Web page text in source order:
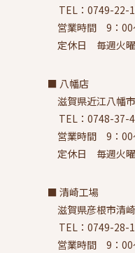
TEL：0749-22-
営業時間 9：00
定休日 毎週火曜
八幡店
滋賀県近江八幡
TEL：0748-37-
営業時間 9：00
定休日 毎週火曜
清崎工場
滋賀県彦根市清
TEL：0749-28-
営業時間 9：00